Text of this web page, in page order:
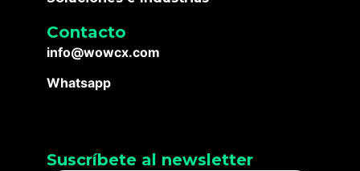
Contacto
info@wowcx.com
Whatsapp
Suscríbete al newsletter